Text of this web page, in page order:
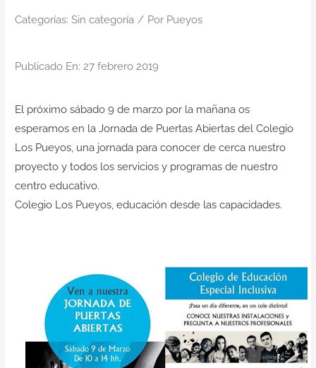
DisArte
Categorías: Sin categoría / Por Pueyos
Publicado En: 27 febrero 2019
El próximo sábado 9 de marzo por la mañana os
esperamos en la Jornada de Puertas Abiertasdel Colegio
Los Pueyos, una jornada para conocer de cerca nuestro
proyecto y todos los servicios y programas de nuestro
centro educativo.
Colegio Los Pueyos, educación desde las capacidades.